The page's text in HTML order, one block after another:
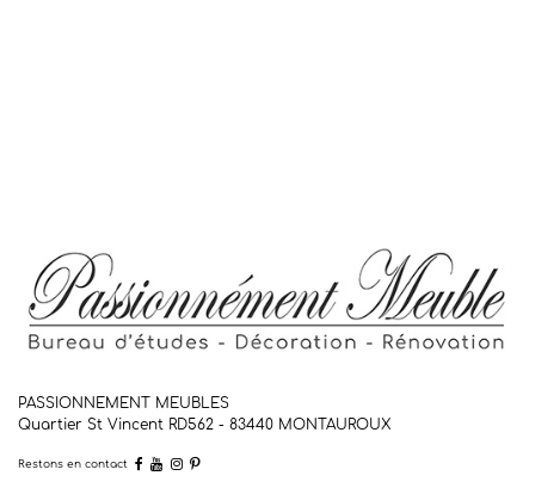
PASSIONNEMENT MEUBLES
Quartier St Vincent RD562 - 83440 MONTAUROUX
Restons en contact